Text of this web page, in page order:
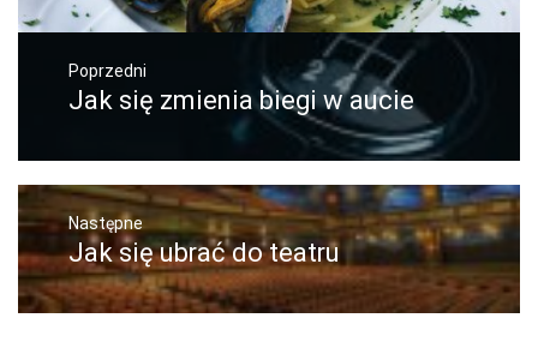
Nawigacja
wpisuPoprzedni
Poprzedni
Jak się zmienia biegi w aucie
Następne
Następny
post:
Jak się ubrać do teatru